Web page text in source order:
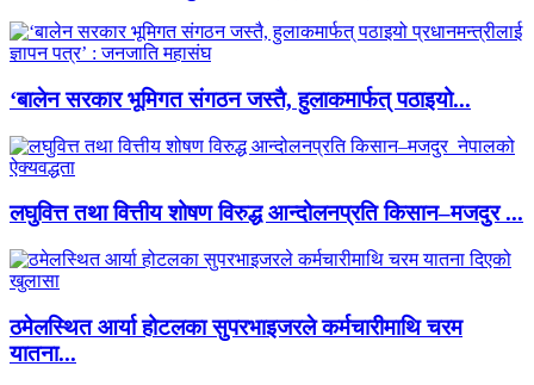
‘बालेन सरकार भूमिगत संगठन जस्तै, हुलाकमार्फत् पठाइयो...
लघुवित्त तथा वित्तीय शोषण विरुद्ध आन्दोलनप्रति किसान–मजदुर ...
ठमेलस्थित आर्या होटलका सुपरभाइजरले कर्मचारीमाथि चरम
यातना...